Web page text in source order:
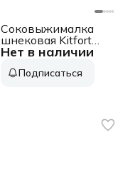
Нет в наличии
Соковыжималка
шнековая Kitfort
КТ-1162 150Вт
черный
Подписаться